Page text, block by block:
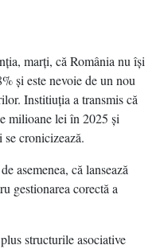
marţi, că România nu îşi
şi este nevoie de un nou
Institiuţia a transmis că
milioane lei în 2025 şi
cronicizează.
asemenea, că lansează
gestionarea corectă a
structurile asociative